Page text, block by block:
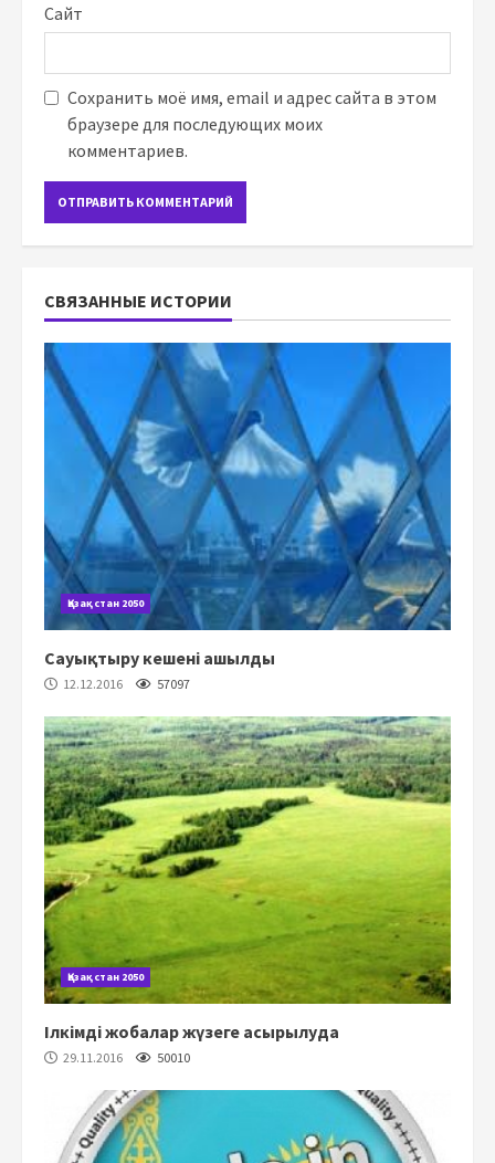
Сайт
Сохранить моё имя, email и адрес сайта в этом
браузере для последующих моих
комментариев.
СВЯЗАННЫЕ ИСТОРИИ
Қазақстан 2050
Сауықтыру кешені ашылды
12.12.2016 57097
Қазақстан 2050
Ілкімді жобалар жүзеге асырылуда
29.11.2016 50010